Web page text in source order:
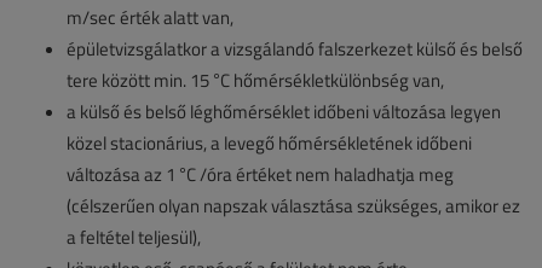
m/sec érték alatt van,
épületvizsgálatkor a vizsgálandó falszerkezet külső és belső
tere között min. 15 °C hőmérsékletkülönbség van,
a külső és belső léghőmérséklet időbeni változása legyen
közel stacionárius, a levegő hőmérsékletének időbeni
változása az 1 °C /óra értéket nem haladhatja meg
(célszerűen olyan napszak választása szükséges, amikor ez
a feltétel teljesül),